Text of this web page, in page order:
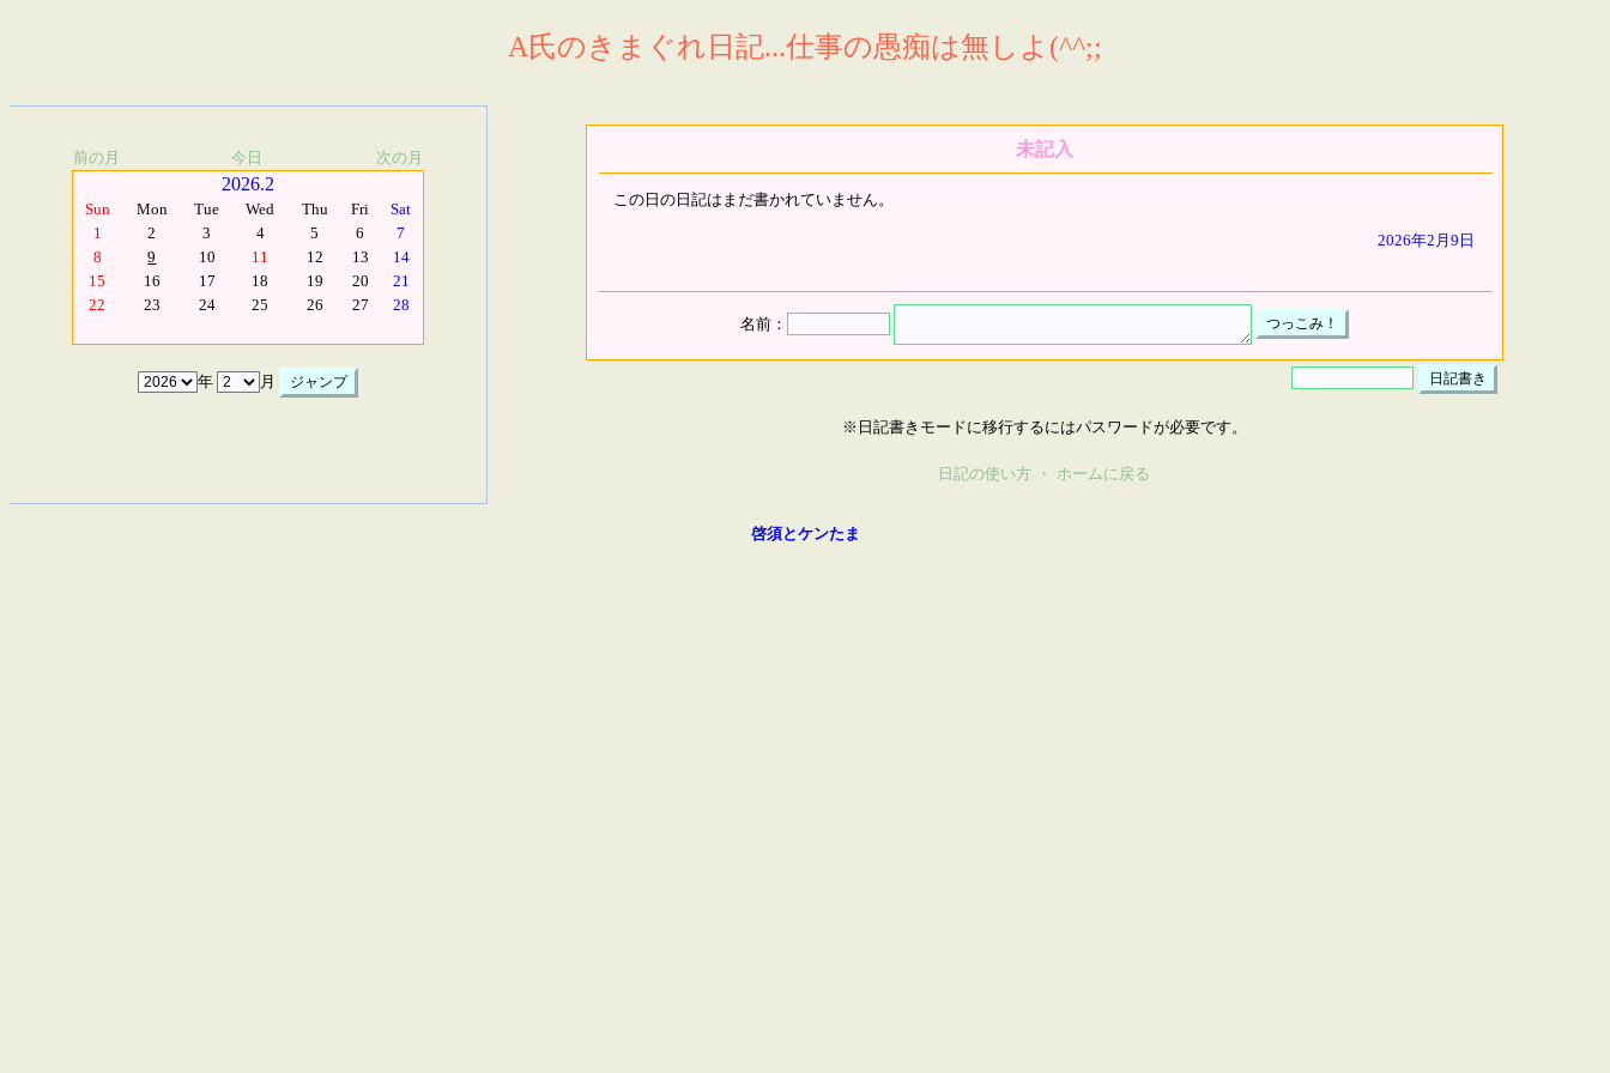
A氏のきまぐれ日記...仕事の愚痴は無しよ(^^;;
前の月 今日 次の月
2026.2
Sun Mon Tue Wed Thu Fri
Sat
1
2 3 4 5 6
7
8
9 10 11 12 13
14
15
16 17 18 19 20
21
22
23 24 25 26 27 28
年 月
未記入
この日の日記はまだ書かれていません。
2026年2月9日
名前：
※日記書きモードに移行するにはパスワードが必要です。
日記の使い方 ・ ホームに戻る
啓須とケンたま